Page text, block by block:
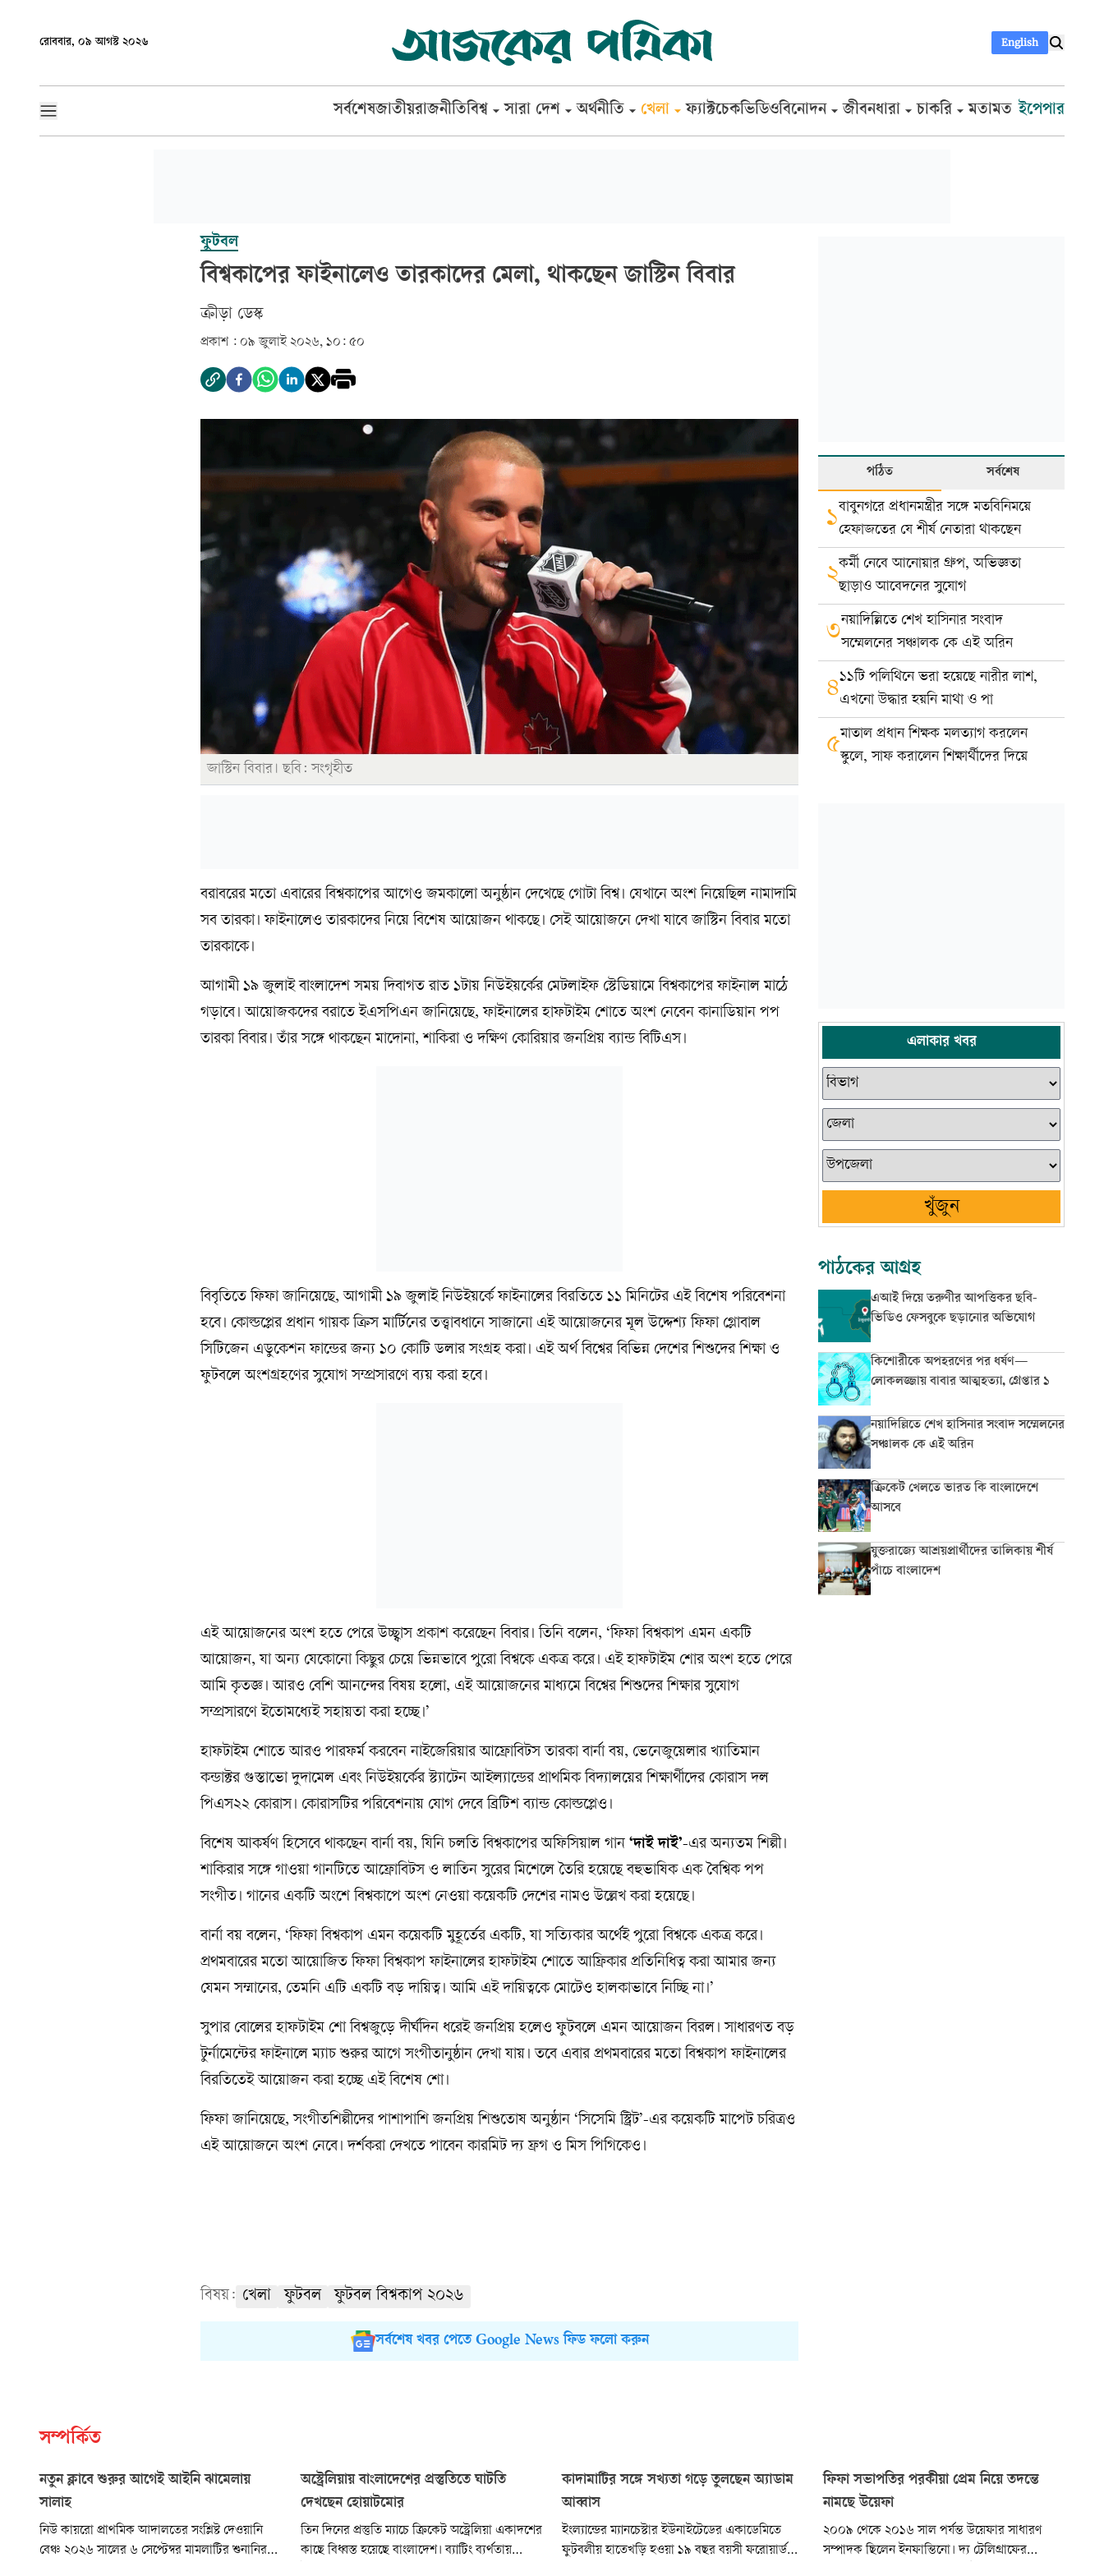
রোববার, ০৯ আগস্ট ২০২৬ English
সর্বশেষজাতীয়রাজনীতিবিশ্ব সারা দেশ অর্থনীতি খেলা ফ্যাক্টচেকভিডিওবিনোদন জীবনধারা চাকরি মতামত ইপেপার
ফুটবল
বিশ্বকাপের ফাইনালেও তারকাদের মেলা, থাকছেন জাস্টিন বিবার
ক্রীড়া ডেস্ক
প্রকাশ : ০৯ জুলাই ২০২৬, ১০: ৫০
জাস্টিন বিবার। ছবি: সংগৃহীত
বরাবরের মতো এবারের বিশ্বকাপের আগেও জমকালো অনুষ্ঠান দেখেছে গোটা বিশ্ব। যেখানে অংশ নিয়েছিল নামাদামি
সব তারকা। ফাইনালেও তারকাদের নিয়ে বিশেষ আয়োজন থাকছে। সেই আয়োজনে দেখা যাবে জাস্টিন বিবার মতো
তারকাকে।
আগামী ১৯ জুলাই বাংলাদেশ সময় দিবাগত রাত ১টায় নিউইয়র্কের মেটলাইফ স্টেডিয়ামে বিশ্বকাপের ফাইনাল মাঠে
গড়াবে। আয়োজকদের বরাতে ইএসপিএন জানিয়েছে, ফাইনালের হাফটাইম শোতে অংশ নেবেন কানাডিয়ান পপ
তারকা বিবার। তাঁর সঙ্গে থাকছেন মাদোনা, শাকিরা ও দক্ষিণ কোরিয়ার জনপ্রিয় ব্যান্ড বিটিএস।
বিবৃতিতে ফিফা জানিয়েছে, আগামী ১৯ জুলাই নিউইয়র্কে ফাইনালের বিরতিতে ১১ মিনিটের এই বিশেষ পরিবেশনা
হবে। কোল্ডপ্লের প্রধান গায়ক ক্রিস মার্টিনের তত্ত্বাবধানে সাজানো এই আয়োজনের মূল উদ্দেশ্য ফিফা গ্লোবাল
সিটিজেন এডুকেশন ফান্ডের জন্য ১০ কোটি ডলার সংগ্রহ করা। এই অর্থ বিশ্বের বিভিন্ন দেশের শিশুদের শিক্ষা ও
ফুটবলে অংশগ্রহণের সুযোগ সম্প্রসারণে ব্যয় করা হবে।
এই আয়োজনের অংশ হতে পেরে উচ্ছ্বাস প্রকাশ করেছেন বিবার। তিনি বলেন, ‘ফিফা বিশ্বকাপ এমন একটি
আয়োজন, যা অন্য যেকোনো কিছুর চেয়ে ভিন্নভাবে পুরো বিশ্বকে একত্র করে। এই হাফটাইম শোর অংশ হতে পেরে
আমি কৃতজ্ঞ। আরও বেশি আনন্দের বিষয় হলো, এই আয়োজনের মাধ্যমে বিশ্বের শিশুদের শিক্ষার সুযোগ
সম্প্রসারণে ইতোমধ্যেই সহায়তা করা হচ্ছে।’
হাফটাইম শোতে আরও পারফর্ম করবেন নাইজেরিয়ার আফ্রোবিটস তারকা বার্না বয়, ভেনেজুয়েলার খ্যাতিমান
কন্ডাক্টর গুস্তাভো দুদামেল এবং নিউইয়র্কের স্ট্যাটেন আইল্যান্ডের প্রাথমিক বিদ্যালয়ের শিক্ষার্থীদের কোরাস দল
পিএস২২ কোরাস। কোরাসটির পরিবেশনায় যোগ দেবে ব্রিটিশ ব্যান্ড কোল্ডপ্লেও।
বিশেষ আকর্ষণ হিসেবে থাকছেন বার্না বয়, যিনি চলতি বিশ্বকাপের অফিসিয়াল গান ‘দাই দাই’-এর অন্যতম শিল্পী।
শাকিরার সঙ্গে গাওয়া গানটিতে আফ্রোবিটস ও লাতিন সুরের মিশেলে তৈরি হয়েছে বহুভাষিক এক বৈশ্বিক পপ
সংগীত। গানের একটি অংশে বিশ্বকাপে অংশ নেওয়া কয়েকটি দেশের নামও উল্লেখ করা হয়েছে।
বার্না বয় বলেন, ‘ফিফা বিশ্বকাপ এমন কয়েকটি মুহূর্তের একটি, যা সত্যিকার অর্থেই পুরো বিশ্বকে একত্র করে।
প্রথমবারের মতো আয়োজিত ফিফা বিশ্বকাপ ফাইনালের হাফটাইম শোতে আফ্রিকার প্রতিনিধিত্ব করা আমার জন্য
যেমন সম্মানের, তেমনি এটি একটি বড় দায়িত্ব। আমি এই দায়িত্বকে মোটেও হালকাভাবে নিচ্ছি না।’
সুপার বোলের হাফটাইম শো বিশ্বজুড়ে দীর্ঘদিন ধরেই জনপ্রিয় হলেও ফুটবলে এমন আয়োজন বিরল। সাধারণত বড়
টুর্নামেন্টের ফাইনালে ম্যাচ শুরুর আগে সংগীতানুষ্ঠান দেখা যায়। তবে এবার প্রথমবারের মতো বিশ্বকাপ ফাইনালের
বিরতিতেই আয়োজন করা হচ্ছে এই বিশেষ শো।
ফিফা জানিয়েছে, সংগীতশিল্পীদের পাশাপাশি জনপ্রিয় শিশুতোষ অনুষ্ঠান ‘সিসেমি স্ট্রিট’-এর কয়েকটি মাপেট চরিত্রও
এই আয়োজনে অংশ নেবে। দর্শকরা দেখতে পাবেন কারমিট দ্য ফ্রগ ও মিস পিগিকেও।
বিষয়: খেলা ফুটবল ফুটবল বিশ্বকাপ ২০২৬
সর্বশেষ খবর পেতে Google News ফিড ফলো করুন
পঠিত সর্বশেষ
১বাবুনগরে প্রধানমন্ত্রীর সঙ্গে মতবিনিময়ে
হেফাজতের যে শীর্ষ নেতারা থাকছেন
২কর্মী নেবে আনোয়ার গ্রুপ, অভিজ্ঞতা
ছাড়াও আবেদনের সুযোগ
৩নয়াদিল্লিতে শেখ হাসিনার সংবাদ
সম্মেলনের সঞ্চালক কে এই অরিন
৪১১টি পলিথিনে ভরা হয়েছে নারীর লাশ,
এখনো উদ্ধার হয়নি মাথা ও পা
৫মাতাল প্রধান শিক্ষক মলত্যাগ করলেন
স্কুলে, সাফ করালেন শিক্ষার্থীদের দিয়ে
এলাকার খবর
খুঁজুন
পাঠকের আগ্রহ
এআই দিয়ে তরুণীর আপত্তিকর ছবি-
ভিডিও ফেসবুকে ছড়ানোর অভিযোগ
কিশোরীকে অপহরণের পর ধর্ষণ—
লোকলজ্জায় বাবার আত্মহত্যা, গ্রেপ্তার ১
নয়াদিল্লিতে শেখ হাসিনার সংবাদ সম্মেলনের
সঞ্চালক কে এই অরিন
ক্রিকেট খেলতে ভারত কি বাংলাদেশে
আসবে
যুক্তরাজ্যে আশ্রয়প্রার্থীদের তালিকায় শীর্ষ
পাঁচে বাংলাদেশ
সম্পর্কিত
নতুন ক্লাবে শুরুর আগেই আইনি ঝামেলায়
সালাহ
নিউ কায়রো প্রাথমিক আদালতের সংশ্লিষ্ট দেওয়ানি
বেঞ্চ ২০২৬ সালের ৬ সেপ্টেম্বর মামলাটির শুনানির
অস্ট্রেলিয়ায় বাংলাদেশের প্রস্তুতিতে ঘাটতি
দেখছেন হোয়াটমোর
তিন দিনের প্রস্তুতি ম্যাচে ক্রিকেট অস্ট্রেলিয়া একাদশের
কাছে বিধ্বস্ত হয়েছে বাংলাদেশ। ব্যাটিং ব্যর্থতায়
কাদামাটির সঙ্গে সখ্যতা গড়ে তুলছেন অ্যাডাম
আব্বাস
ইংল্যান্ডের ম্যানচেস্টার ইউনাইটেডের একাডেমিতে
ফুটবলীয় হাতেখড়ি হওয়া ১৯ বছর বয়সী ফরোয়ার্ড
ফিফা সভাপতির পরকীয়া প্রেম নিয়ে তদন্তে
নামছে উয়েফা
২০০৯ থেকে ২০১৬ সাল পর্যন্ত উয়েফার সাধারণ
সম্পাদক ছিলেন ইনফান্তিনো। দ্য টেলিগ্রাফের